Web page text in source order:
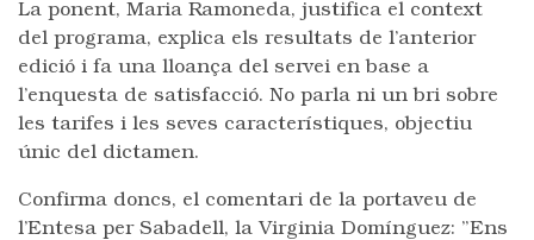
La ponent, Maria Ramoneda, justifica el context
del programa, explica els resultats de l’anterior
edició i fa una lloança del servei en base a
l’enquesta de satisfacció. No parla ni un bri sobre
les tarifes i les seves característiques, objectiu
únic del dictamen.
Confirma doncs, el comentari de la portaveu de
l’Entesa per Sabadell, la Virginia Domínguez: ”Ens